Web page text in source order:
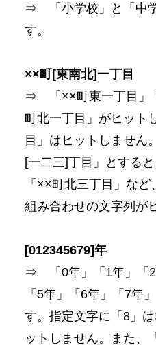
⇒ 「小学校」と「中
す。
××町[東南北]一丁目
⇒ 「××町東一丁目」
町北一丁目」がヒット
目」はヒットしません
[一二三]丁目」とする
「××町北三丁目」な
組み合わせの文字列が
[012345679]年
⇒ 「0年」「1年」「2
「5年」「6年」「7年
す。指定文字に「8」
ットしません。また、